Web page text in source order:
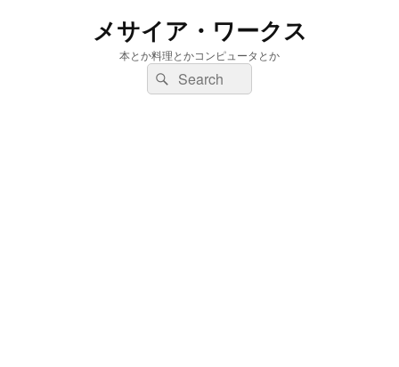
メサイア・ワークス
本とか料理とかコンピュータとか
検
索:
検
索